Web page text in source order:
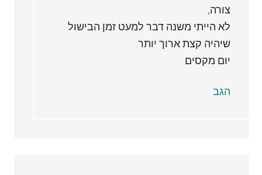
צורה,
לא הייתי משנה דבר למעט זמן הבישול
שיהיה קצת ארוך יותר.
יום מקסים
הגב